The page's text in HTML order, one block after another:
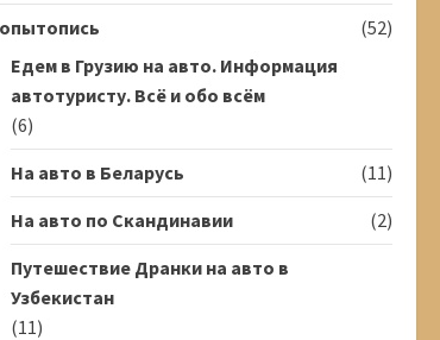
(52)
Едем в Грузию на авто. Информация
автотуристу. Всё и обо всём
(6)
На авто в Беларусь
(11)
На авто по Скандинавии
(2)
Путешествие Дранки на авто в
Узбекистан
(11)